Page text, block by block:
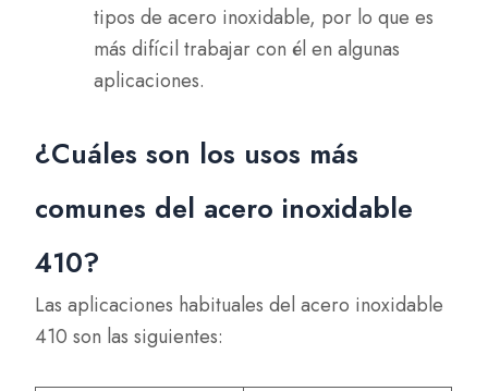
tipos de acero inoxidable, por lo que es
más difícil trabajar con él en algunas
aplicaciones.
¿Cuáles son los usos más
comunes del acero inoxidable
410?
Las aplicaciones habituales del acero inoxidable
410 son las siguientes: